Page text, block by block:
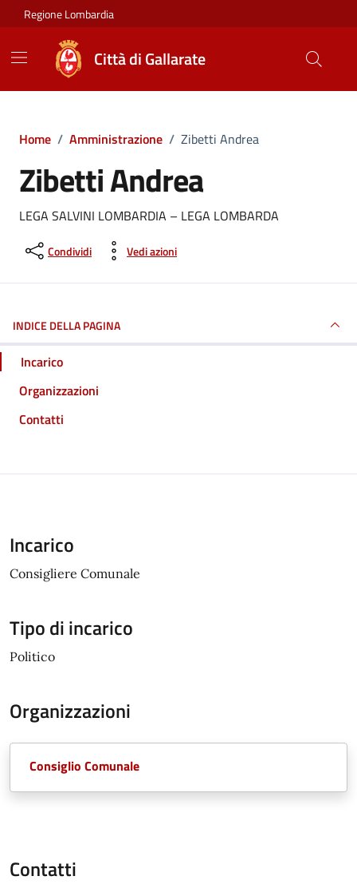
Vai ai contenuti
Vai al footer
Regione Lombardia
Città di Gallarate
Home / Amministrazione / Zibetti Andrea
Zibetti Andrea
LEGA SALVINI LOMBARDIA – LEGA LOMBARDA
Condividi Vedi azioni
INDICE DELLA PAGINA
Incarico
Organizzazioni
Contatti
Incarico
Consigliere Comunale
Tipo di incarico
Politico
Organizzazioni
Consiglio Comunale
Contatti